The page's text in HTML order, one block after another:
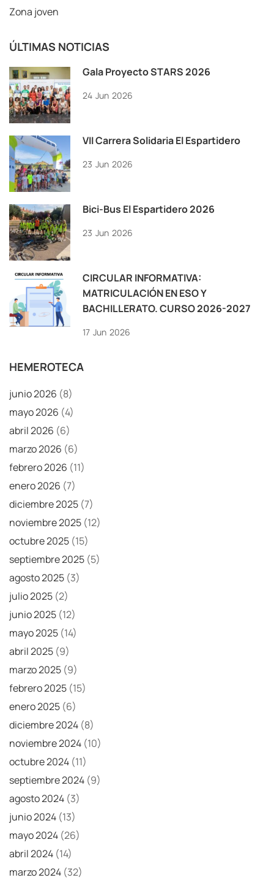
Zona joven
ÚLTIMAS NOTICIAS
Gala Proyecto STARS 2026
24 Jun 2026
VII Carrera Solidaria El Espartidero
23 Jun 2026
Bici-Bus El Espartidero 2026
23 Jun 2026
CIRCULAR INFORMATIVA:
MATRICULACIÓN EN ESO Y
BACHILLERATO. CURSO 2026-2027
17 Jun 2026
HEMEROTECA
junio 2026 (8)
mayo 2026 (4)
abril 2026 (6)
marzo 2026 (6)
febrero 2026 (11)
enero 2026 (7)
diciembre 2025 (7)
noviembre 2025 (12)
octubre 2025 (15)
septiembre 2025 (5)
agosto 2025 (3)
julio 2025 (2)
junio 2025 (12)
mayo 2025 (14)
abril 2025 (9)
marzo 2025 (9)
febrero 2025 (15)
enero 2025 (6)
diciembre 2024 (8)
noviembre 2024 (10)
octubre 2024 (11)
septiembre 2024 (9)
agosto 2024 (3)
junio 2024 (13)
mayo 2024 (26)
abril 2024 (14)
marzo 2024 (32)